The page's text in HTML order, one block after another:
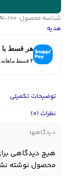
رنگ
ثابت
-
WN-
100
شناسه محصول: 100
هدیه
هر قسط
۴ قسط ماهانه. بدون سود، چک و ضامن.
توضیحات تکمیلی
نظرات (0)
دیدگاهها
هیچ دیدگاهی
محصول نوشته